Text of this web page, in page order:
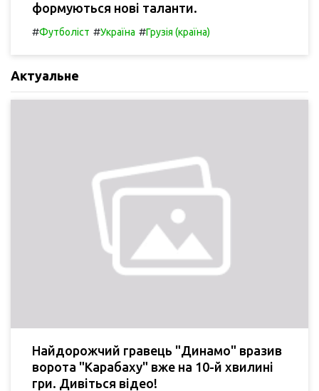
формуються нові таланти.
#Футболіст #Україна #Грузія (країна)
Актуальне
Найдорожчий гравець "Динамо" вразив
ворота "Карабаху" вже на 10-й хвилині
гри. Дивіться відео!